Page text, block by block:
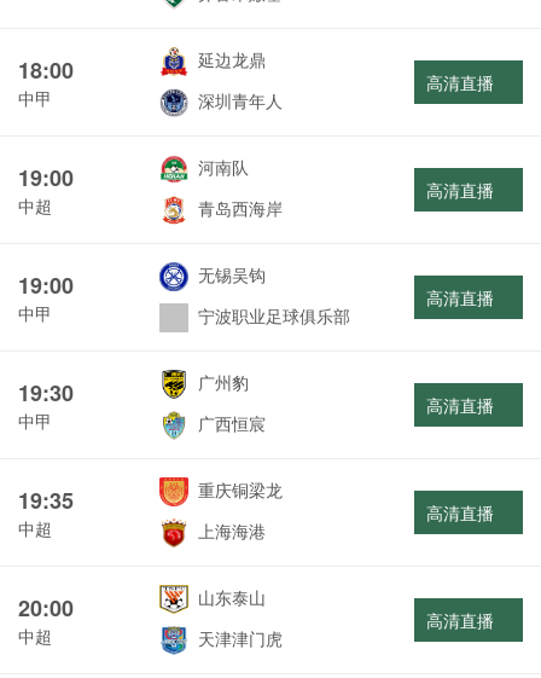
18:00
中甲
延边龙鼎
深圳青年人
高清直播
19:00
中超
河南队
青岛西海岸
高清直播
19:00
中甲
无锡吴钩
宁波职业足球俱乐部
高清直播
19:30
中甲
广州豹
广西恒宸
高清直播
19:35
中超
重庆铜梁龙
上海海港
高清直播
20:00
中超
山东泰山
天津津门虎
高清直播